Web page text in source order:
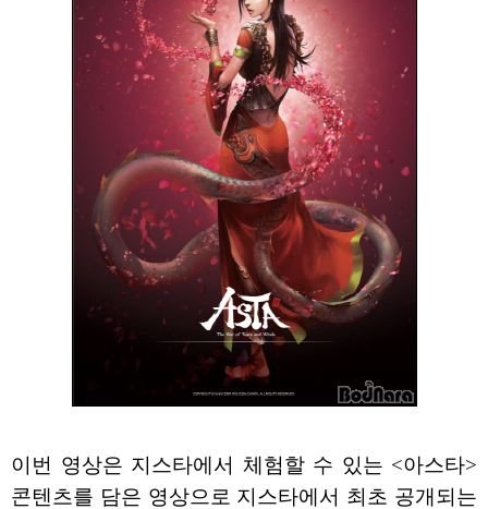
이번 영상은 지스타에서 체험할 수 있는 <아스타>
콘텐츠를 담은 영상으로 지스타에서 최초 공개되는